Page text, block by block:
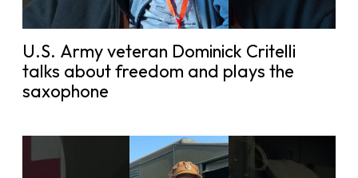
U.S. Army veteran Dominick Critelli
talks about freedom and plays the
saxophone